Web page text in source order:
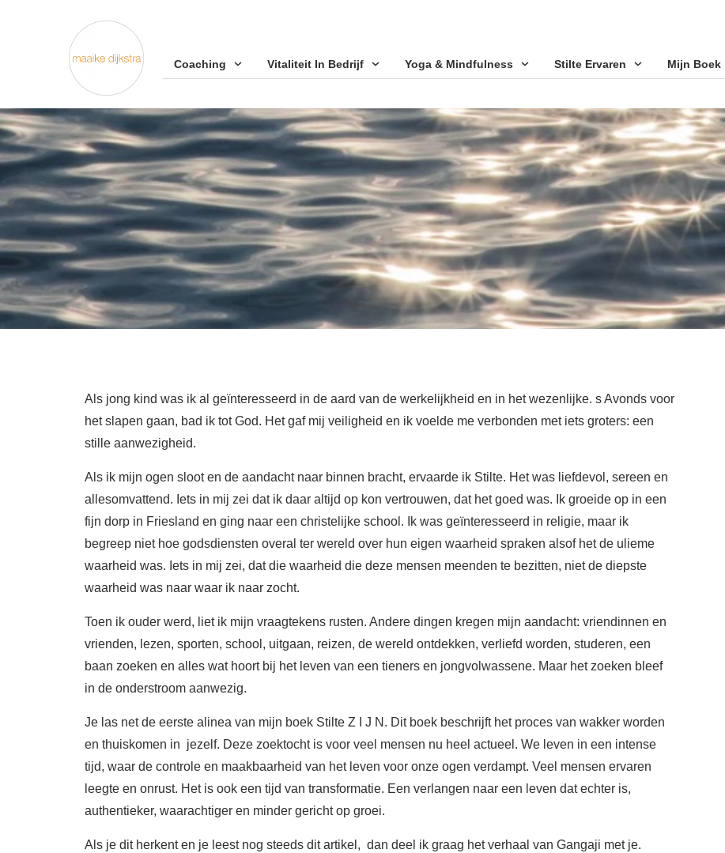
Coaching Vitaliteit In Bedrijf Yoga & Mindfulness Stilte Ervaren Mijn Boek
Als jong kind was ik al geïnteresseerd in de aard van de werkelijkheid en in het wezenlijke. s Avonds voor
het slapen gaan, bad ik tot God. Het gaf mij veiligheid en ik voelde me verbonden met iets groters: een
stille aanwezigheid.
Als ik mijn ogen sloot en de aandacht naar binnen bracht, ervaarde ik Stilte. Het was liefdevol, sereen en
allesomvattend. Iets in mij zei dat ik daar altijd op kon vertrouwen, dat het goed was. Ik groeide op in een
fijn dorp in Friesland en ging naar een christelijke school. Ik was geïnteresseerd in religie, maar ik
begreep niet hoe godsdiensten overal ter wereld over hun eigen waarheid spraken alsof het de ulieme
waarheid was. Iets in mij zei, dat die waarheid die deze mensen meenden te bezitten, niet de diepste
waarheid was naar waar ik naar zocht.
Toen ik ouder werd, liet ik mijn vraagtekens rusten. Andere dingen kregen mijn aandacht: vriendinnen en
vrienden, lezen, sporten, school, uitgaan, reizen, de wereld ontdekken, verliefd worden, studeren, een
baan zoeken en alles wat hoort bij het leven van een tieners en jongvolwassene. Maar het zoeken bleef
in de onderstroom aanwezig.
Je las net de eerste alinea van mijn boek Stilte Z I J N. Dit boek beschrijft het proces van wakker worden
en thuiskomen in jezelf. Deze zoektocht is voor veel mensen nu heel actueel. We leven in een intense
tijd, waar de controle en maakbaarheid van het leven voor onze ogen verdampt. Veel mensen ervaren
leegte en onrust. Het is ook een tijd van transformatie. Een verlangen naar een leven dat echter is,
authentieker, waarachtiger en minder gericht op groei.
Als je dit herkent en je leest nog steeds dit artikel, dan deel ik graag het verhaal van Gangaji met je.